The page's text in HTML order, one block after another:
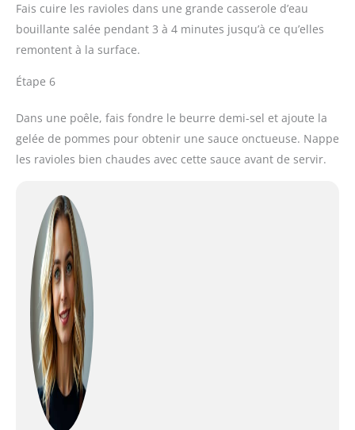
Fais cuire les ravioles dans une grande casserole d’eau
bouillante salée pendant 3 à 4 minutes jusqu’à ce qu’elles
remontent à la surface.
Étape 6
Dans une poêle, fais fondre le beurre demi-sel et ajoute la
gelée de pommes pour obtenir une sauce onctueuse. Nappe
les ravioles bien chaudes avec cette sauce avant de servir.